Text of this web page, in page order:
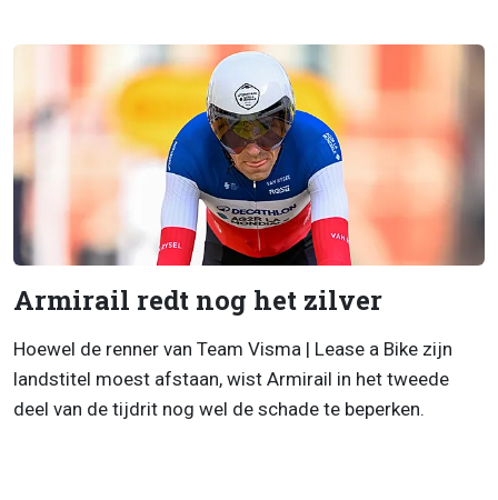
Armirail redt nog het zilver
Hoewel de renner van Team Visma | Lease a Bike zijn
landstitel moest afstaan, wist Armirail in het tweede
deel van de tijdrit nog wel de schade te beperken.